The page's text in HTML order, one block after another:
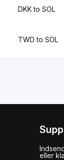
DKK to SOL
TWD to SOL
eller